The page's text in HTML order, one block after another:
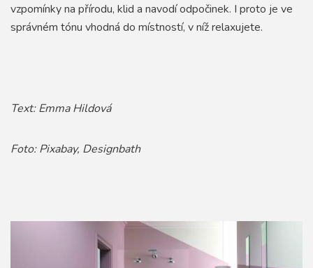
vzpomínky na přírodu, klid a navodí odpočinek. I proto je ve
správném tónu vhodná do místností, v níž relaxujete.
Text: Emma Hildová
Foto: Pixabay, Designbath